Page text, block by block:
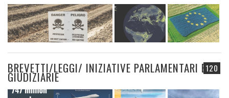
120
BREVETTI/LEGGI/ INIZIATIVE PARLAMENTARI E
GIUDIZIARIE